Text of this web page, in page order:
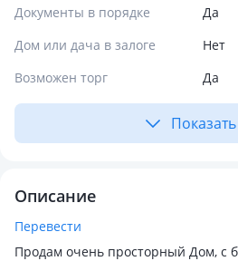
Документы в порядке
Да
Дом или дача в залоге
Нет
Возможен торг
Да
Описание
Перевести
Продам очень просторный Дом, с